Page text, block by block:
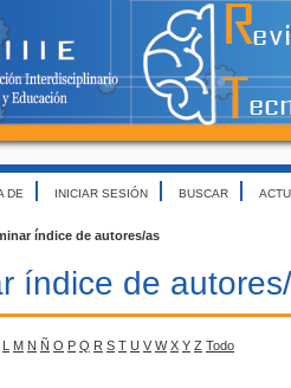
DE INICIAR SESIÓN BUSCAR
índice de autores/as
índice de
L M N Ñ O P Q R S T U V W X Y Z Todo